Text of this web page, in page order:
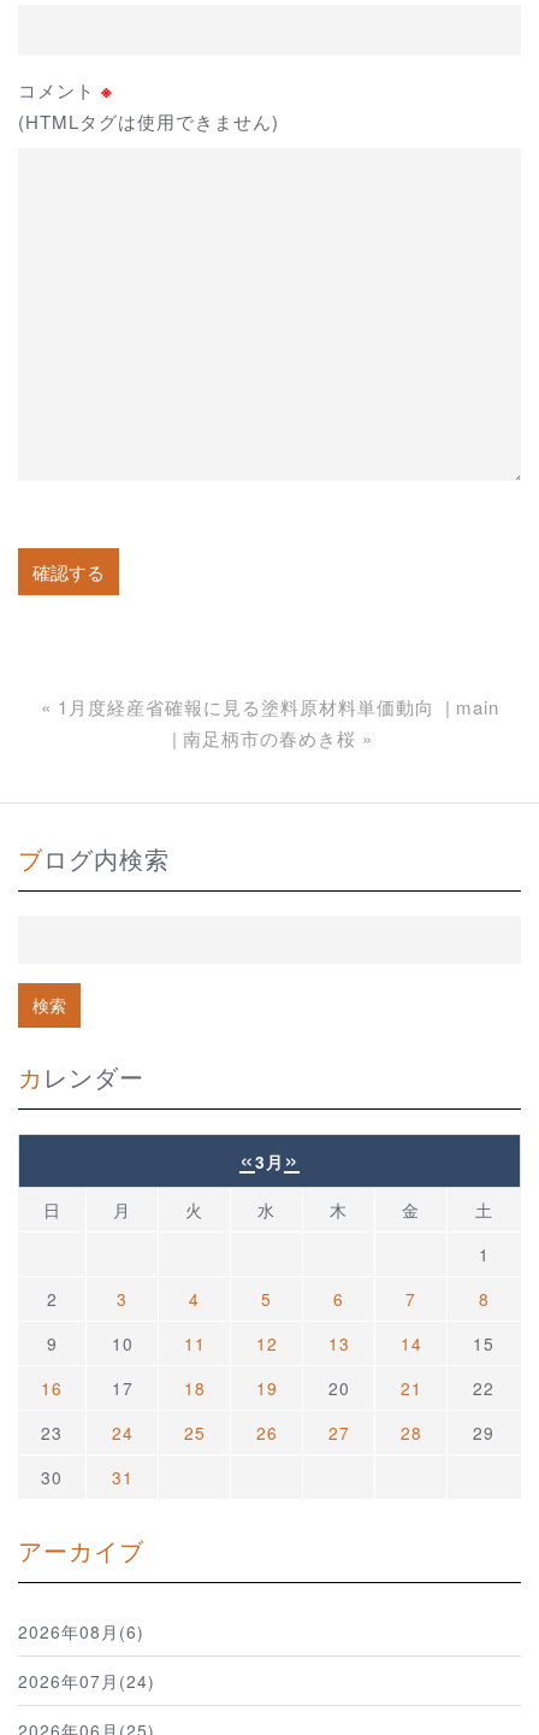
コメント ※
(HTMLタグは使用できません)
« 1月度経産省確報に見る塗料原材料単価動向
main
南足柄市の春めき桜 »
ブログ内検索
カレンダー
«3月 »
日 月 火 水 木 金
土
1
2
3 4 5 6 7
8
9
10 11 12 13 14
15
16
17 18 19 20 21
22
23
24 25 26 27 28
29
30
31
アーカイブ
2026年08月(6)
2026年07月(24)